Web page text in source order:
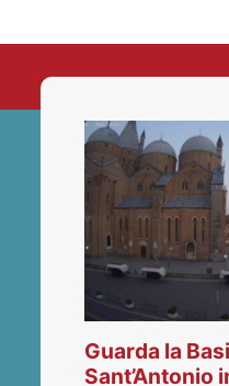
Guarda la
Sant’Antonio